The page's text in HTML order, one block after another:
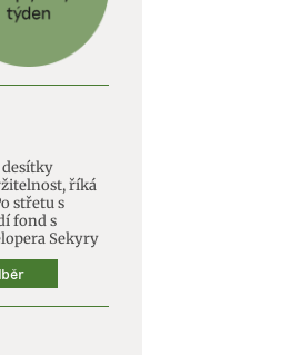
desítky
říká
střetu s
fond s
Sekyry